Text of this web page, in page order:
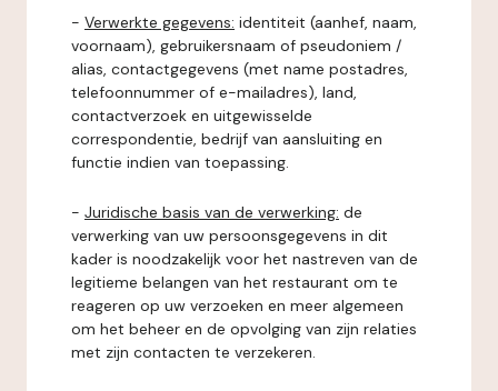
- Verwerkte gegevens: identiteit (aanhef, naam,
voornaam), gebruikersnaam of pseudoniem /
alias, contactgegevens (met name postadres,
telefoonnummer of e-mailadres), land,
contactverzoek en uitgewisselde
correspondentie, bedrijf van aansluiting en
functie indien van toepassing.
- Juridische basis van de verwerking: de
verwerking van uw persoonsgegevens in dit
kader is noodzakelijk voor het nastreven van de
legitieme belangen van het restaurant om te
reageren op uw verzoeken en meer algemeen
om het beheer en de opvolging van zijn relaties
met zijn contacten te verzekeren.